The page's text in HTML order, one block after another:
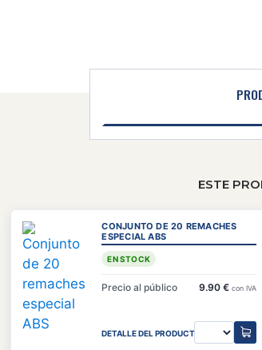
ESTE
CONJUNTO DE 20 REMACHES
ESPECIAL ABS
EN STOCK
Precio al público 9.90 € con IVA
DETALLE DEL PRODUCTO